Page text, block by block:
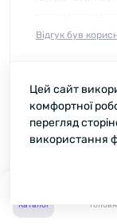
Каталог
Відгук був
Микита
додати
добавок. П’ю
Різкого
очікував.
Цей сайт
комфортної
перегляд
використання